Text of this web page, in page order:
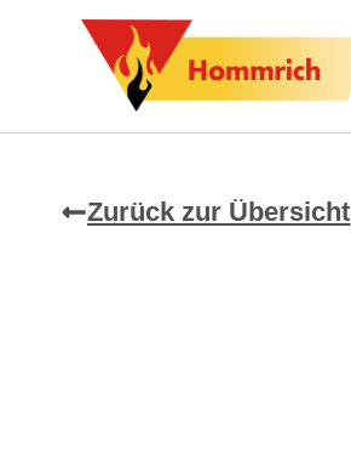
Zurück zur Übersicht